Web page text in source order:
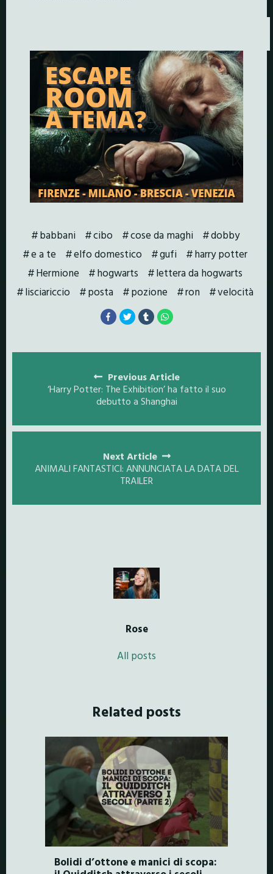
babbani cibo cose da maghi
dobby
e a te
elfo domestico gufi
harry potter
Hermione
hogwarts
lettera da hogwarts
lisciariccio
posta pozione ron velocità
navigation
Previous Article
‘Harry Potter: The Exhibition’ ha fatto il suo
debutto a Shanghai
Next Article
ANIMALI FANTASTICI: ANNUNCIATA LA DATA DEL
TRAILER
Rose
All posts
Related posts
Bolidi d’ottone e manici di scopa: